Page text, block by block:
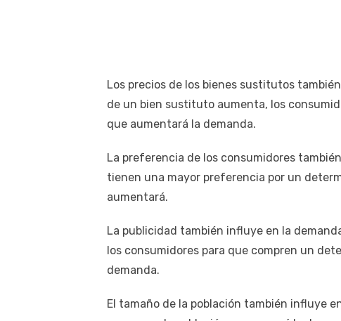
Los precios de los bienes sustitutos
de un bien sustituto aumenta, los
que aumentará la demanda.
La preferencia de los consumidores
tienen una mayor preferencia por un
aumentará.
La publicidad también influye en la
los consumidores para que compren un
demanda.
El tamaño de la población también influye